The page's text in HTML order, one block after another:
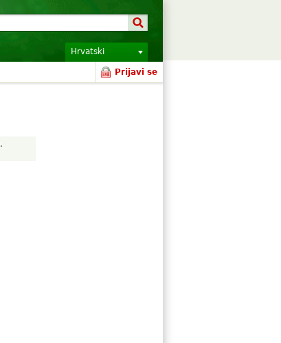
Hrvatski
Prijavi se